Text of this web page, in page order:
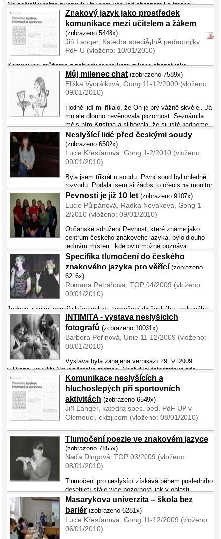
Na začiatku tohto príspevku by som vás rád oboznámil s trochou
histórie starostlivosti o nepočujúcich a o vývoji používania
posunkového jazyka na Slovensku. Slovensko prešlo niekoľko
vývojových období. Dlhé roky bolo Slovensko pri ...
Znakový jazyk jako prostředek
komunikace mezi učitelem a žákem
(zobrazeno 5448x)
Jiří Langer, Katedra speciÃ¡lnÃ­ pedagogiky
PdF U (vloženo: 10/01/2010)
Komunikaci můžeme z pohledu teorie komunikace chápat jako
sociální interakci, v užším smyslu jako jazykové jednání.
Společným jmenovatelem je zájem o zdroj informací, jejich
mluvčího, způsob přenosu informace i její přijetí adre ...
Můj milenec chat(zobrazeno 7589x)
Eliška Vyorálková, Gong 11-12/2009 (vloženo:
09/01/2010)
Hodně lidí mi říkalo, že On je prý vážně skvělej. Já
mu ale dlouho nevěnovala pozornost. Seznámila
mě s ním Kristina a slibovala, že si jistě padneme
do noty, sorry, do oka. Do oka mi sice hned nepadl, ale na druhé
kouknut ...
Neslyšící lidé před českými soudy
(zobrazeno 6502x)
Lucie Křesťanová, Gong 1-2/2010 (vloženo:
09/01/2010)
Byla jsem třikrát u soudu. První soud byl ohledně
rozvodu. Podala jsem si žádost o přepis na monitor,
ale přepis byl dělán takovým způsobem, že psali jen to, na co se mě
ptali. Ale to, co jsem potřebovala vědět já, jsem neměla ...
Pevnosti je již 10 let(zobrazeno 9107x)
Lucie Půlpánová, Radka Nováková, Gong 1-
2/2010 (vloženo: 09/01/2010)
Občanské sdružení Pevnost, které známe jako
centrum českého znakového jazyka, bylo dlouho
jediným místem, kde bylo možné poznávat
opravdové kulturní, ale především jazykové prostředí neslyšících.
Ačkoli v Pevnosti panuj ...
Specifika tlumočení do českého
znakového jazyka pro věřící (zobrazeno
6216x)
Romana Petráňová, TOP 04/2009 (vloženo:
09/01/2010)
Jednou z velmi specifických oblasti tlumočení do českého znakového
jazyka je oblast tlumočení liturgických obřadů a dalších událostí
vázaných na náboženský život neslyšících klientů. Tlumočník zde
často vstupuje ...
INTIMITA - výstava neslyšících
fotografů (zobrazeno 10031x)
Barbora Peřinová, Unie 11-12/2009 (vloženo:
08/01/2010)
Výstava byla zahájena vernisáží 29. 9. 2009
v Praze, ve věži Novoměstské radnice. Neslyšící fotografové zde
představují své práce na téma „INTIMITA“. Objektem většiny fotografií
jsou neslyšící modelové. Několika fot ...
Komunikace neslyšících a
hluchoslepých při sportovních
aktivitách (zobrazeno 6549x)
Jiří Langer, katedra spec. ped. PdF UP v
Olomouci, cktzj.com (vloženo: 08/01/2010)
Sport je pro podstatnou část lidské společnosti nedílnou a významnou
součástí života. Sportovní a tělovýchovné aktivity pomáhají odbourávat
nahromaděný stres, vybíjet nadbytečnou energii, jsou možností
k zažív� ...
Tlumočení poezie ve znakovém jazyce
(zobrazeno 7855x)
Naďa Dingová, TOP 03/2009 (vloženo:
08/01/2010)
Tlumočeni pro neslyšící získává během posledního
desetiletí stále více pozornosti jak v oblasti
výzkumu, tak mezi nejširší veřejností. Jednou z oblastí, která
významné přispívá k popularizaci znakového jazyka, ...
Masarykova univerzita – škola bez
bariér (zobrazeno 6281x)
Lucie Křesťanová, Gong 11-12/2009 (vloženo:
06/01/2010)